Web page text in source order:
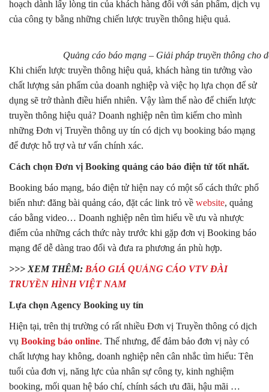
hoạch dành lấy lòng tin của khách hàng đối với sản phẩm, dịch vụ
của công ty bằng những chiến lược truyền thông hiệu quả.
Quảng cáo báo mạng – Giải pháp truyền thông cho
Khi chiến lược truyền thông hiệu quả, khách hàng tin tưởng vào
chất lượng sản phẩm của doanh nghiệp và việc họ lựa chọn để sử
dụng sẽ trở thành điều hiển nhiên. Vậy làm thế nào để chiến lược
truyền thông hiệu quả? Doanh nghiệp nên tìm kiếm cho mình
những Đơn vị Truyền thông uy tín có dịch vụ booking báo mạng
để được hỗ trợ và tư vấn chính xác.
Cách chọn Đơn vị Booking quảng cáo báo điện tử tốt nhất.
Booking báo mạng, báo điện tử hiện nay có một số cách thức phổ
biến như: đăng bài quảng cáo, đặt các link trỏ về website, quảng
cáo bằng video… Doanh nghiệp nên tìm hiểu về ưu và nhược
điểm của những cách thức này trước khi gặp đơn vị Booking báo
mạng để dễ dàng trao đổi và đưa ra phương án phù hợp.
>>> XEM THÊM: BÁO GIÁ QUẢNG CÁO VTV ĐÀI
TRUYỀN HÌNH VIỆT NAM
Lựa chọn Agency Booking uy tín
Hiện tại, trên thị trường có rất nhiều Đơn vị Truyền thông có dịch
vụ Booking báo online. Thế nhưng, để đảm bảo đơn vị này có
chất lượng hay không, doanh nghiệp nên cân nhắc tìm hiểu: Tên
tuổi của đơn vị, năng lực của nhân sự công ty, kinh nghiệm
booking, mối quan hệ báo chí, chính sách ưu đãi, hậu mãi …